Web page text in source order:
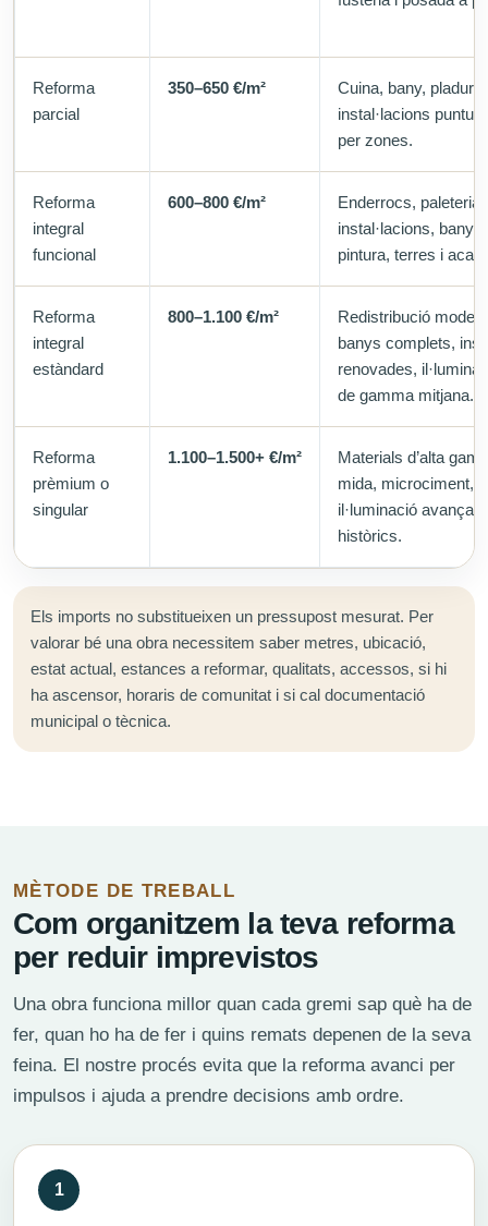
Reforma
parcial
350–650 €/m²
Cuina, bany, pladur,
instal·lacions
per zones.
Reforma
integral
funcional
600–800 €/m²
Enderrocs, paleteria,
instal·lacions, bany
pintura, terres i
Reforma
integral
estàndard
800–1.100 €/m²
Redistribució
banys complets,
renovades,
de gamma mitjana.
Reforma
prèmium o
singular
1.100–1.500+ €/m²
Materials d’alta
mida, microciment,
il·luminació
històrics.
Els imports no substitueixen un pressupost mesurat. Per
valorar bé una obra necessitem saber metres, ubicació,
estat actual, estances a reformar, qualitats, accessos, si hi
ha ascensor, horaris de comunitat i si cal documentació
municipal o tècnica.
MÈTODE DE TREBALL
Com organitzem la teva reforma
per reduir imprevistos
Una obra funciona millor quan cada gremi sap què ha de
fer, quan ho ha de fer i quins remats depenen de la seva
feina. El nostre procés evita que la reforma avanci per
impulsos i ajuda a prendre decisions amb ordre.